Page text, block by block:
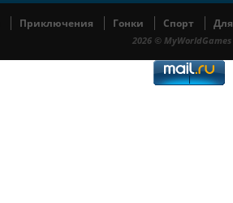
Приключения Гонки Спорт
2026 ©